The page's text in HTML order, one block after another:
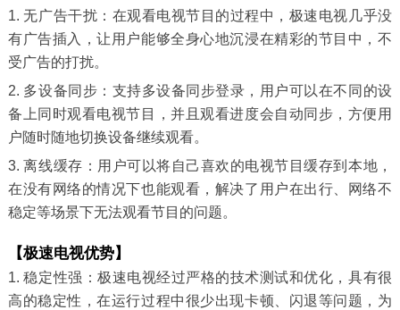
1. 无广告干扰：在观看电视节目的过程中，极速电视几乎没
有广告插入，让用户能够全身心地沉浸在精彩的节目中，不
受广告的打扰。
2. 多设备同步：支持多设备同步登录，用户可以在不同的设
备上同时观看电视节目，并且观看进度会自动同步，方便用
户随时随地切换设备继续观看。
3. 离线缓存：用户可以将自己喜欢的电视节目缓存到本地，
在没有网络的情况下也能观看，解决了用户在出行、网络不
稳定等场景下无法观看节目的问题。
【极速电视优势】
1. 稳定性强：极速电视经过严格的技术测试和优化，具有很
高的稳定性，在运行过程中很少出现卡顿、闪退等问题，为